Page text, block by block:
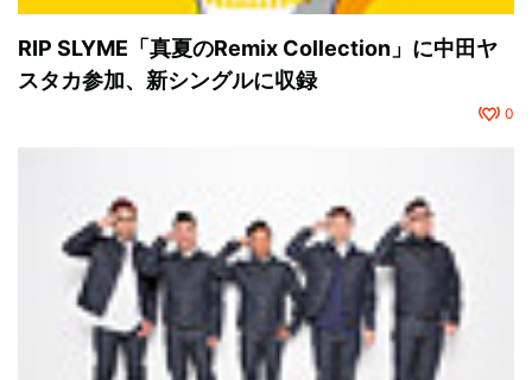
RIP SLYME「真夏のRemix Collection」に中田ヤ
スタカ参加、新シングルに収録
0